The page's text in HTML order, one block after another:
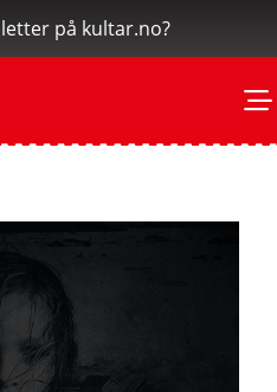
på kultar.no?